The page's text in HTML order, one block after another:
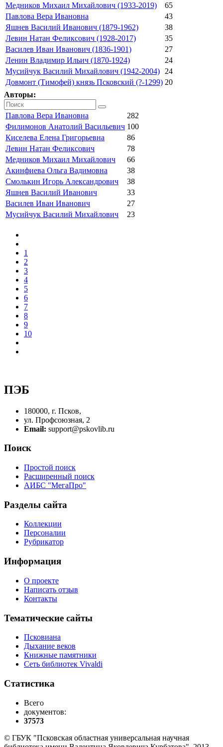
Медников Михаил Михайлович (1933-2019)
65
Павлова Вера Ивановна
43
Яшнев Василий Иванович (1879-1962)
38
Левин Натан Феликсович (1928-2017)
35
Василев Иван Иванович (1836-1901)
27
Ленин Владимир Ильич (1870-1924)
24
Мусийчук Василий Михайлович (1942-2004)
24
Довмонт (Тимофей) князь Псковский (?-1299) 20
Авторы:
Павлова Вера Ивановна
282
Филимонов Анатолий Васильевич 100
Киселева Елена Григорьевна
86
Левин Натан Феликсович
78
Медников Михаил Михайлович
66
Акинфиева Ольга Вадимовна
38
Смолькин Игорь Александрович
38
Яшнев Василий Иванович
33
Василев Иван Иванович
27
Мусийчук Василий Михайлович
23
1
2
3
4
5
6
7
8
9
10
ПЭБ
180000, г. Псков,
ул. Профсоюзная, 2
Email: support@pskovlib.ru
Поиск
Простой поиск
Расширенный поиск
АИБС "МегаПро"
Разделы сайта
Коллекции
Персоналии
Рубрикатор
Информация
О проекте
Написать отзыв
Контакты
Тематические сайты
Псковиана
Дыхание веков
Книжные памятники
Сеть библиотек Vivaldi
Статистика
Всего
документов:
37573
© ГБУК "Псковская областная универсальная научная